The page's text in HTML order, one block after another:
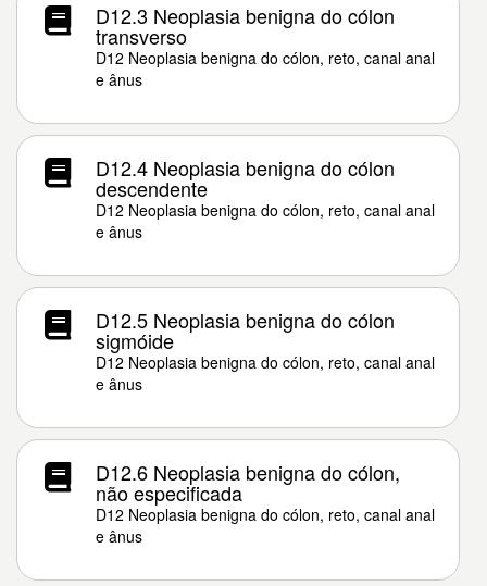
D12.3 Neoplasia benigna do cólon
transverso
D12 Neoplasia benigna do cólon, reto, canal anal
e ânus
D12.4 Neoplasia benigna do cólon
descendente
D12 Neoplasia benigna do cólon, reto, canal anal
e ânus
D12.5 Neoplasia benigna do cólon
sigmóide
D12 Neoplasia benigna do cólon, reto, canal anal
e ânus
D12.6 Neoplasia benigna do cólon,
não especificada
D12 Neoplasia benigna do cólon, reto, canal anal
e ânus